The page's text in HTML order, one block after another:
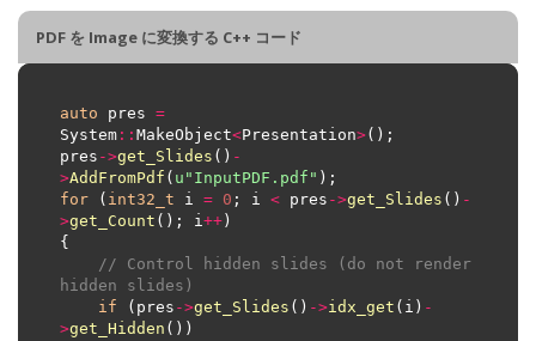
PDF を Image に変換する C++ コード
auto pres =
System :: MakeObject<Presentation>
pres ->get_Slides () -
>AddFromPdf ( u "InputPDF.pdf"
for ( int32_t i = 0 ; i < pres ->get_Slides () -
>get_Count (); i++
// Control hidden slides (do not render
hidden slides)
if (pres ->get_Slides () ->idx_get (i) -
>get_Hidden